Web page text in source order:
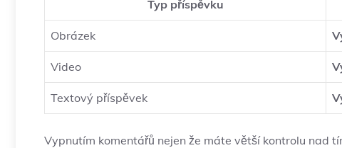
Typ příspěvku
Obrázek
Video
Textový příspěvek
Vypnutím komentářů nejen že máte větší kontrolu nad